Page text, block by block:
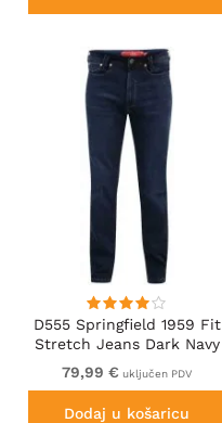
D555 Springfield 1959 Fit
Stretch Jeans Dark Navy
79,99 € uključen PDV
Dodaj u košaricu